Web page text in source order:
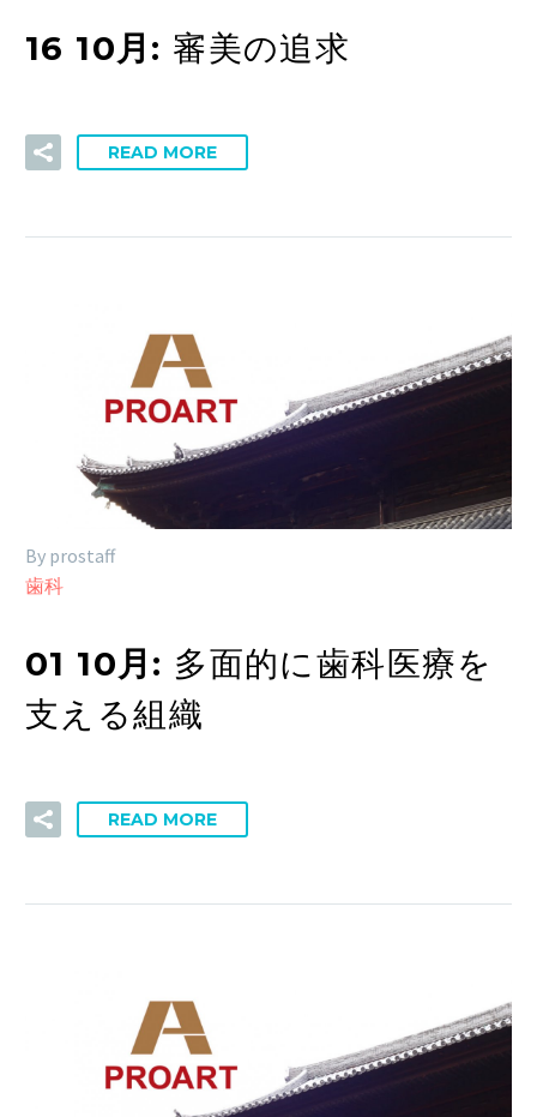
16 10月: 審美の追求
READ MORE
By prostaff
歯科
01 10月: 多面的に歯科医療を
支える組織
READ MORE